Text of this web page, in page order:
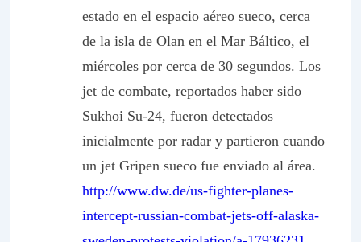
estado en el espacio aéreo sueco, cerca
de la isla de Olan en el Mar Báltico, el
miércoles por cerca de 30 segundos. Los
jet de combate, reportados haber sido
Sukhoi Su-24, fueron detectados
inicialmente por radar y partieron cuando
un jet Gripen sueco fue enviado al área.
http://www.dw.de/us-fighter-planes-
intercept-russian-combat-jets-off-alaska-